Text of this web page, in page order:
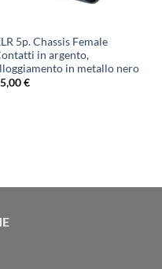
5p. Chassis Female
in argento,
in metallo nero
€